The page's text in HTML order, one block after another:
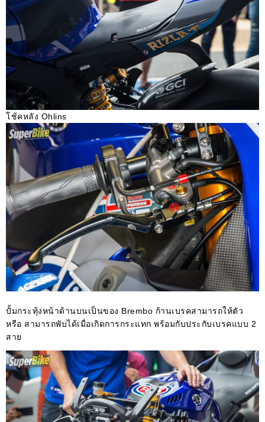
โช้คหลัง Ohlins
ปั้มกระทุ้งหน้าด้านบนเป็นของ Brembo ก้านเบรคสามารถให้ตัว
หรือ สามารถพับได้เมื่อเกิดการกระแทก พร้อมกับประกับเบรคแบบ 2
สาย